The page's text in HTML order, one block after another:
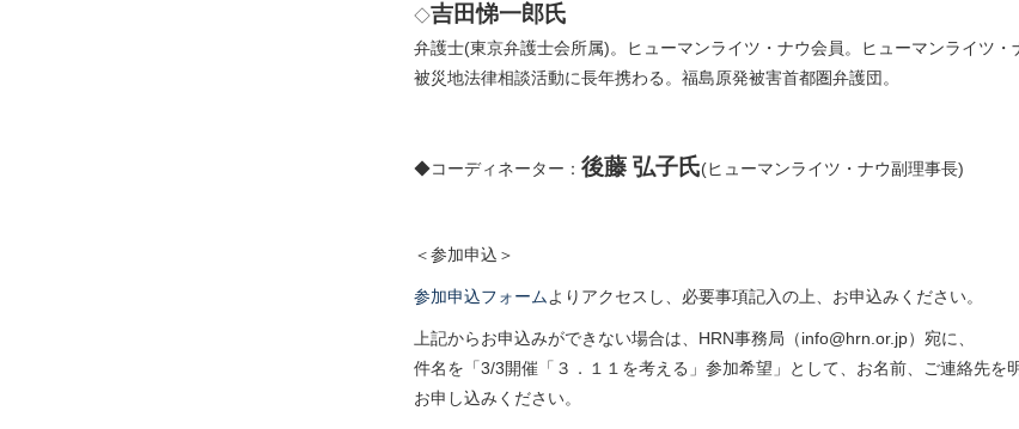
◇吉田悌一郎氏
弁護士(東京弁護士会所属)。ヒューマンライツ・ナウ会員。ヒューマンライツ・
被災地法律相談活動に長年携わる。福島原発被害首都圏弁護団。
◆コーディネーター： 後藤 弘子氏(ヒューマンライツ・ナウ副理事長)
＜参加申込＞
参加申込フォームよりアクセスし、必要事項記入の上、お申込みください。
上記からお申込みができない場合は、HRN事務局（info@hrn.or.jp）宛に、
件名を「3/3開催「３．１１を考える」参加希望」として、お名前、ご連絡先を
お申し込みください。